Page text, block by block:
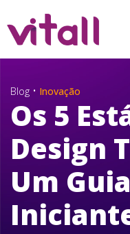
Blog • Inovação
Os 5
Design
Um